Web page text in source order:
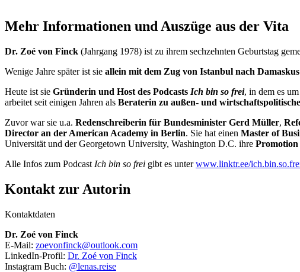
Mehr Informationen und Auszüge aus der Vita
Dr. Zoé von Finck (Jahrgang 1978) ist zu ihrem sechzehnten Geburtstag
Wenige Jahre später ist sie allein mit dem Zug von Istanbul nach Damaskus
Heute ist sie Gründerin und Host des Podcasts Ich bin so frei, in dem es um
arbeitet seit einigen Jahren als Beraterin zu außen- und
Zuvor war sie u.a. Redenschreiberin für Bundesminister Gerd Müller,
Director an der American Academy in Berlin. Sie hat einen Master of
Universität und der Georgetown University, Washington D.C. ihre
Alle Infos zum Podcast Ich bin so frei gibt es unterwww.linktr.ee/
Kontakt zur Autorin
Kontaktdaten
Dr. Zoé von Finck
E-Mail:
moc.kooltuo
@kcnifnoveoz
LinkedIn-Profil: Dr. Zoé von Finck
Instagram Buch: @lenas.reise